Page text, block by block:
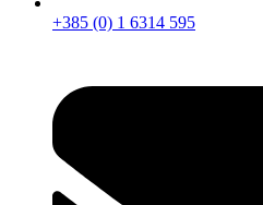
+385 (0) 1 6314 595